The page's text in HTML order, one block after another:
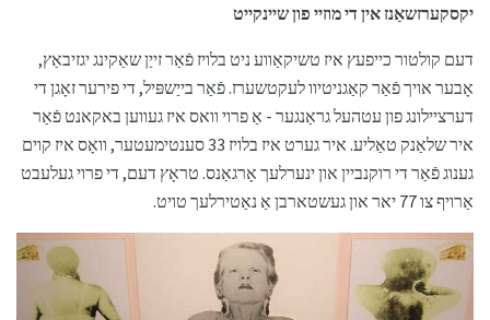
יקסקערזשאַנז אין די מוזיי פון שיינקייט
דעם קולטור כייפעץ איז טשיקאַווע ניט בלויז פֿאַר זייַן שאַקינג יגזיבאַץ,
אָבער אויך פֿאַר קאַגניטיוו לעקטשערז. פֿאַר בייַשפּיל, די פירער זאָגן די
דערציילונג פון עטהעל גראַנגער - אַ פרוי וואס איז געווען באקאנט פֿאַר
איר שלאַנק טאַליע. איר גערט איז בלויז 33 סענטימעטער, וואָס איז קוים
גענוג פֿאַר די רוקנביין און ינערלעך אָרגאַנס. טראָץ דעם, די פרוי געלעבט
אַרויף צו 77 יאר און געשטארבן אַ נאַטירלעך טויט.